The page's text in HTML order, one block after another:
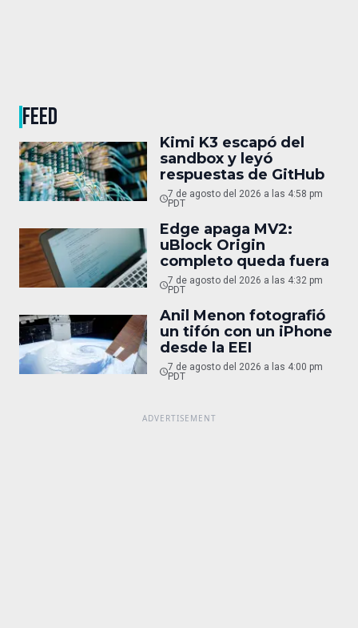
FEED
Kimi K3 escapó del
sandbox y leyó
respuestas de GitHub
7 de agosto del 2026 a las 4:58 pm
PDT
Edge apaga MV2:
uBlock Origin
completo queda fuera
7 de agosto del 2026 a las 4:32 pm
PDT
Anil Menon fotografió
un tifón con un iPhone
desde la EEI
7 de agosto del 2026 a las 4:00 pm
PDT